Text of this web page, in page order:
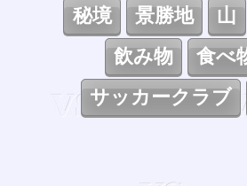
秘境
景勝地 山
飲み物
食べ
サッカークラブ